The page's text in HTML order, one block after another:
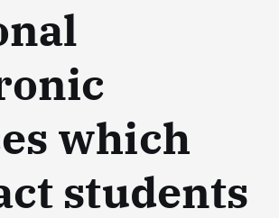
which
students